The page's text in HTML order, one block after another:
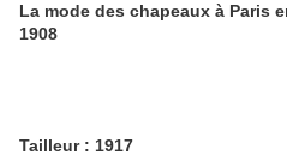
La mode des chapeaux à Paris
1908
Tailleur : 1917